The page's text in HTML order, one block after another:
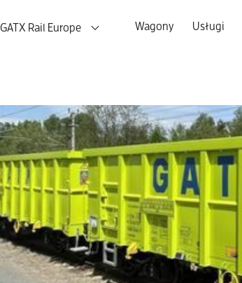
GATX Rail Europe Wagony Usługi